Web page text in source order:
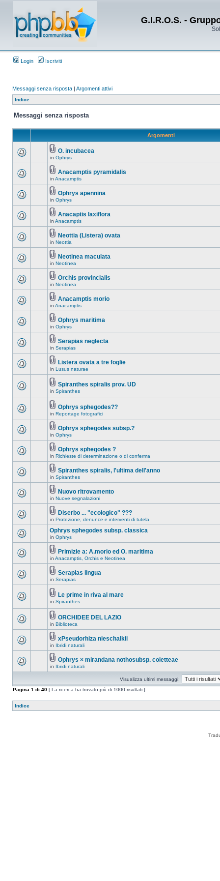
G.I.R.O.S. -
Login Iscriviti
Messaggi senza risposta | Argomenti attivi
Indice
Messaggi senza risposta
Argomenti
O. incubacea
in Ophrys
Anacamptis pyramidalis
in Anacamptis
Ophrys apennina
in Ophrys
Anacaptis laxiflora
in Anacamptis
Neottia (Listera) ovata
in Neottia
Neotinea maculata
in Neotinea
Orchis provincialis
in Neotinea
Anacamptis morio
in Anacamptis
Ophrys maritima
in Ophrys
Serapias neglecta
in Serapias
Listera ovata a tre foglie
in Lusus naturae
Spiranthes spiralis prov. UD
in Spiranthes
Ophrys sphegodes??
in Reportage fotografici
Ophrys sphegodes subsp.?
in Ophrys
Ophrys sphegodes ?
in Richieste di determinazione o di conferma
Spiranthes spiralis, l'ultima dell'anno
in Spiranthes
Nuovo ritrovamento
in Nuove segnalazioni
Diserbo ... "ecologico" ???
in Protezione, denunce e interventi di tutela
Ophrys sphegodes subsp. classica
in Ophrys
Primizie a: A.morio ed O. maritima
in Anacamptis, Orchis e Neotinea
Serapias lingua
in Serapias
Le prime in riva al mare
in Spiranthes
ORCHIDEE DEL LAZIO
in Biblioteca
xPseudorhiza nieschalkii
in Ibridi naturali
Ophrys × mirandana nothosubsp. coletteae
in Ibridi naturali
Visualizza ultimi messaggi:
Pagina 1 di 40 [ La ricerca ha trovato più di 1000 risultati ]
Indice